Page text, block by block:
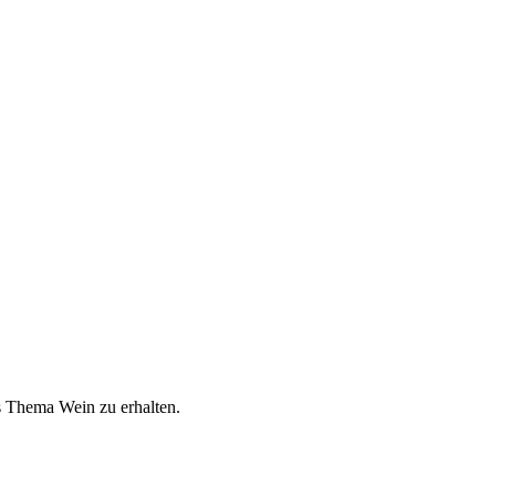
Wein zu erhalten.